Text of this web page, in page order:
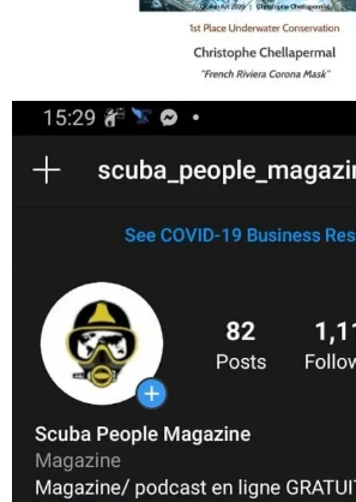
scuba_people_magazine